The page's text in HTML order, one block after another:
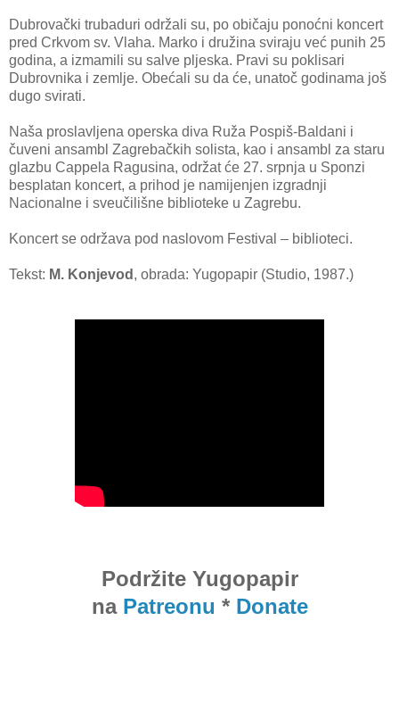
Dubrovački trubaduri održali su, po običaju ponoćni koncert
pred Crkvom sv. Vlaha. Marko i družina sviraju već punih 25
godina, a izmamili su salve pljeska. Pravi su poklisari
Dubrovnika i zemlje. Obećali su da će, unatoč godinama još
dugo svirati.
Naša proslavljena operska diva Ruža Pospiš-Baldani i
čuveni ansambl Zagrebačkih solista, kao i ansambl za staru
glazbu Cappela Ragusina, održat će 27. srpnja u Sponzi
besplatan koncert, a prihod je namijenjen izgradnji
Nacionalne i sveučilišne biblioteke u Zagrebu.
Koncert se održava pod naslovom Festival – biblioteci.
Tekst: M. Konjevod , obrada: Yugopapir (Studio, 1987.)
Podržite Yugopapir
na Patreonu * Donate